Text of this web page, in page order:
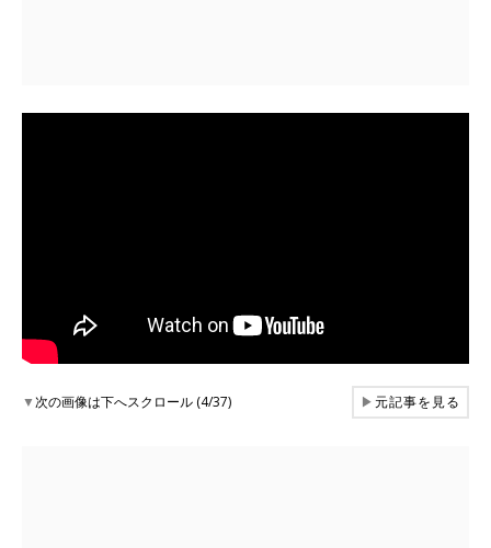
▼次の画像は下へスクロール (4/37) ▶元記事を見る